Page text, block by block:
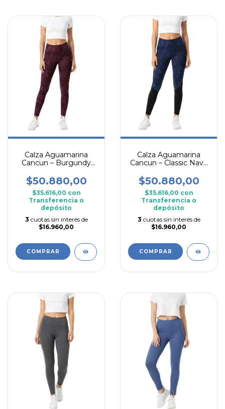
Calza Aguamarina
Cancun – Burgundy
$50.880,00
$35.616,00 con
Transferencia o
depósito
3 cuotas sin interés de
$16.960,00
COMPRAR
Calza Aguamarina
Cancun – Classic Navy
$50.880,00
$35.616,00 con
Transferencia o
depósito
3 cuotas sin interés de
$16.960,00
COMPRAR